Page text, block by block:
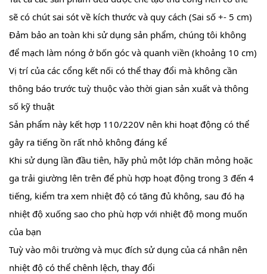
sẽ có chút sai sót về kích thước và quy cách (Sai số +- 5 cm)
Đảm bảo an toàn khi sử dụng sản phẩm, chúng tôi không
để mạch làm nóng ở bốn góc và quanh viền (khoảng 10 cm)
Vị trí của các cổng kết nối có thể thay đổi mà không cần
thông báo trước tuỳ thuộc vào thời gian sản xuất và thông
số kỹ thuật
Sản phẩm này kết hợp 110/220V nên khi hoạt động có thể
gây ra tiếng ồn rất nhỏ không đáng kể
Khi sử dụng lần đầu tiên, hãy phủ một lớp chăn mỏng hoặc
ga trải giường lên trên để phù hợp hoạt động trong 3 đến 4
tiếng, kiểm tra xem nhiệt độ có tăng đủ không, sau đó hạ
nhiệt độ xuống sao cho phù hợp với nhiệt độ mong muốn
của bạn
Tuỳ vào môi trường và mục đích sử dụng của cá nhân nên
nhiệt độ có thể chênh lệch, thay đổi